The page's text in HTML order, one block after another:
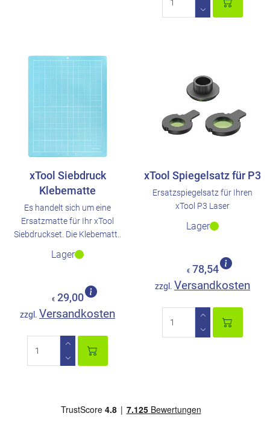
xTool Siebdruck
Klebematte
Es handelt sich um eine
Ersatzmatte für Ihr xTool
Siebdruckset. Die Klebematt..
Lager
€ 29,00
zzgl. Versandkosten
xTool Spiegelsatz für P3
Ersatzspiegelsatz für Ihren
xTool P3 Laser
Lager
€ 78,54
zzgl. Versandkosten